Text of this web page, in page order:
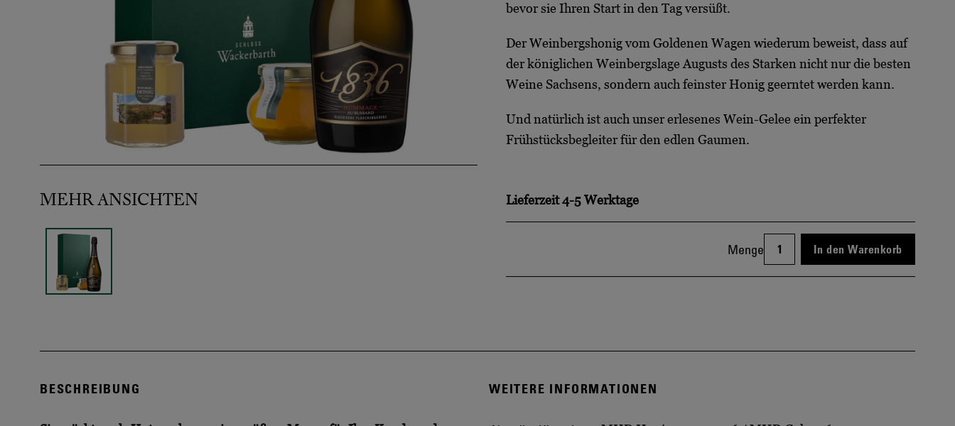
MEHR ANSICHTEN
bevor sie Ihren Start in den Tag versüßt.
Der Weinbergshonig vom Goldenen Wagen wiederum beweist, dass auf
der königlichen Weinbergslage Augusts des Starken nicht nur die besten
Weine Sachsens, sondern auch feinster Honig geerntet werden kann.
Und natürlich ist auch unser erlesenes Wein-Gelee ein perfekter
Frühstücksbegleiter für den edlen Gaumen.
Lieferzeit 4-5 Werktage
Menge In den Warenkorb
BESCHREIBUNG WEITERE INFORMATIONEN